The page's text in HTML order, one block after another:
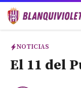
Saltar
NOTICIAS
El 11 del